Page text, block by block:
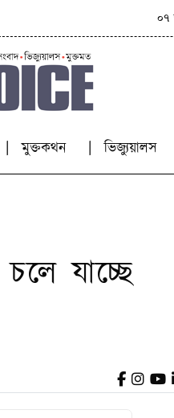
কিশোরীকে যৌন ০৭
মুক্তকথন ভিজ্যুয়ালস
যাচ্ছে